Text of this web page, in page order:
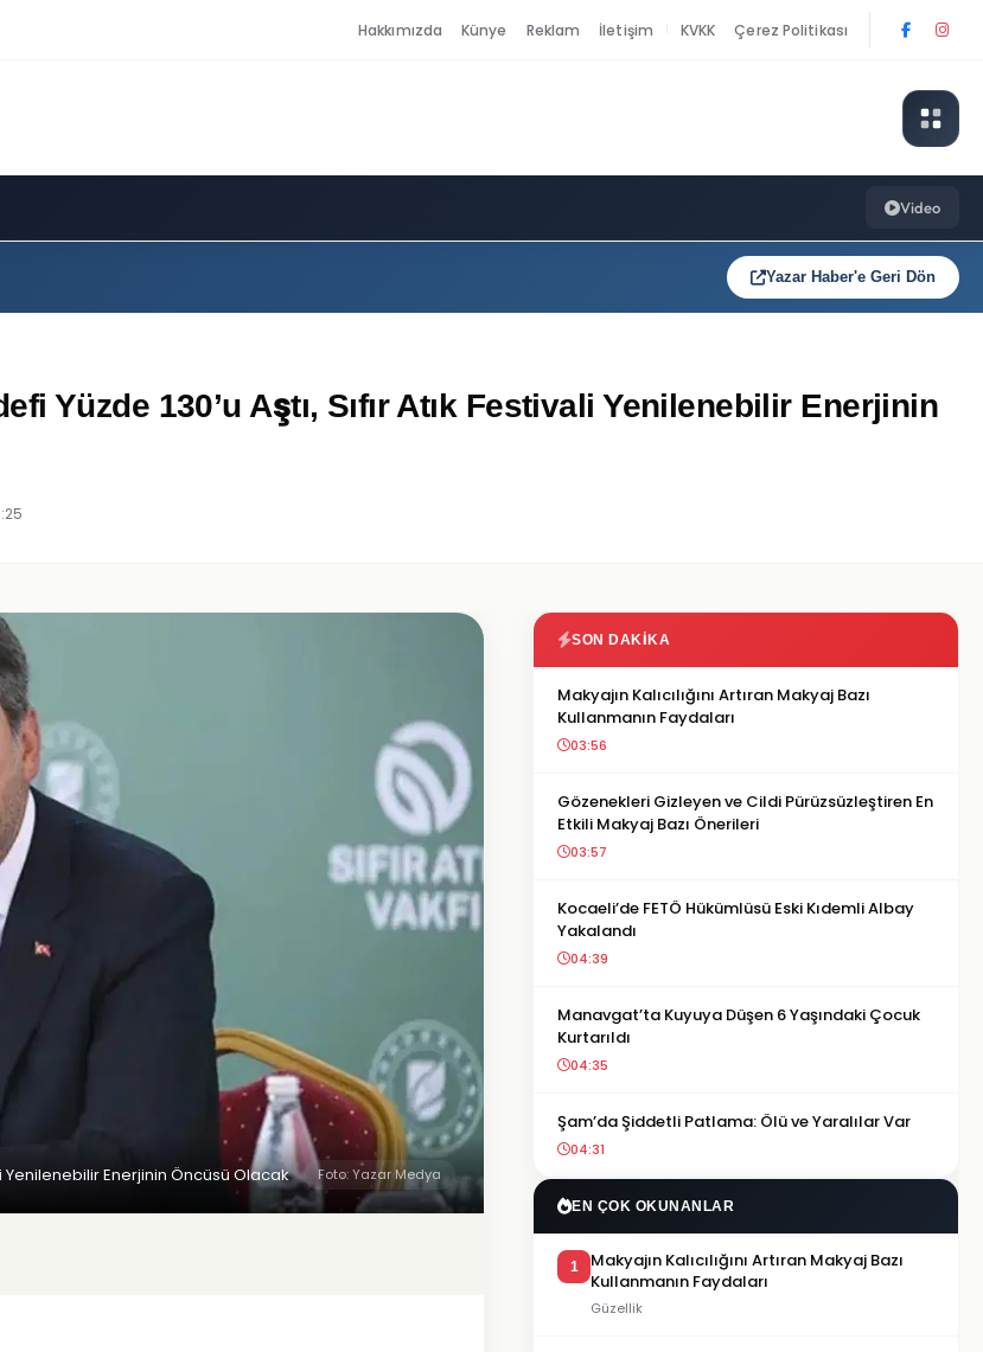
Hakkımızda Künye Reklam İletişim KVKK Çerez Politikası
Video
Yazar Haber'e Geri Dön
Yüzde 130’u Aştı, Sıfır Atık Festivali Yenilenebilir Enerjinin
Yenilenebilir Enerjinin Öncüsü Olacak Foto: Yazar Medya
SON DAKIKA
Makyajın Kalıcılığını Artıran Makyaj Bazı
Kullanmanın Faydaları
03:56
Gözenekleri Gizleyen ve Cildi Pürüzsüzleştiren En
Etkili Makyaj Bazı Önerileri
03:57
Kocaeli’de FETÖ Hükümlüsü Eski Kıdemli Albay
Yakalandı
04:39
Manavgat’ta Kuyuya Düşen 6 Yaşındaki Çocuk
Kurtarıldı
04:35
Şam’da Şiddetli Patlama: Ölü ve Yaralılar Var
04:31
EN ÇOK OKUNANLAR
1
Makyajın Kalıcılığını Artıran Makyaj Bazı
Kullanmanın Faydaları
Güzellik